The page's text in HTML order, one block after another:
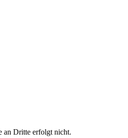
an Dritte erfolgt nicht.